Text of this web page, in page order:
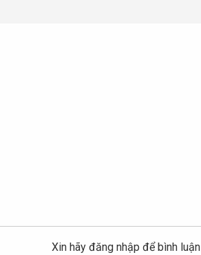
Xin hãy đăng nhập để bình luận